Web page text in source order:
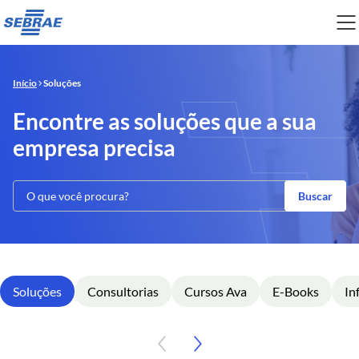
Início Soluções
Encontre as soluções que a sua
empresa precisa
Buscar
Soluções Consultorias Cursos Ava E-Books